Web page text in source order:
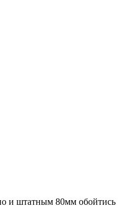
и штатным 80мм обойтись